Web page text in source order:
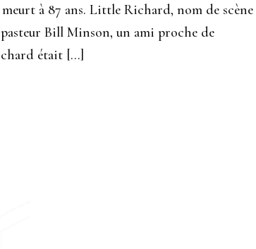
à 87 ans. Little Richard, nom de scène
pasteur Bill Minson, un ami proche de
était […]